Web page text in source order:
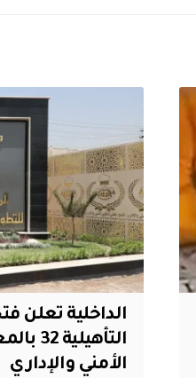
الداخلية تعلن
الأمني والإداري